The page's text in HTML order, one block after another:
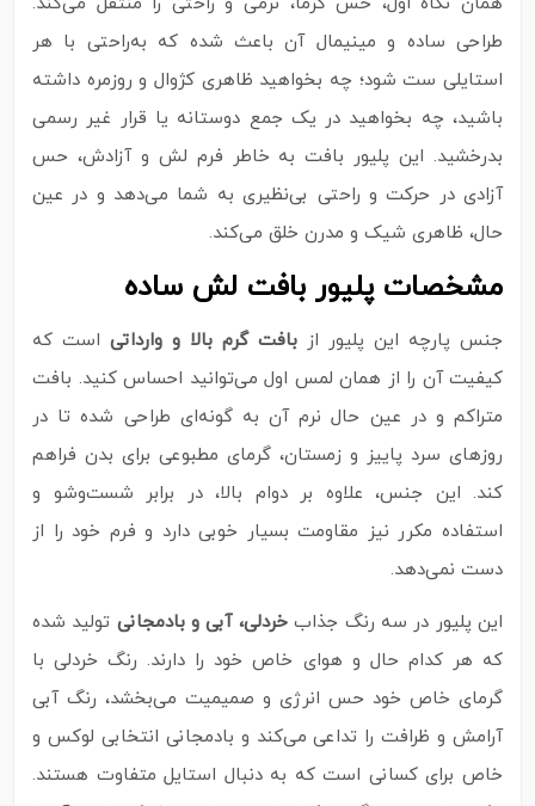
طراحی ساده و مینیمال آن باعث شده که به‌راحتی با هر
استایلی ست شود؛ چه بخواهید ظاهری کژوال و روزمره داشته
باشید، چه بخواهید در یک جمع دوستانه یا قرار غیر رسمی
بدرخشید. این پلیور بافت به‌ خاطر فرم لش و آزادش، حس
آزادی در حرکت و راحتی بی‌نظیری به شما می‌دهد و در عین
حال، ظاهری شیک و مدرن خلق می‌کند.
مشخصات پلیور بافت لش ساده
جنس پارچه این پلیور از بافت گرم بالا و وارداتی است که
کیفیت آن را از همان لمس اول می‌توانید احساس کنید. بافت
متراکم و در عین حال نرم آن به‌ گونه‌ای طراحی شده تا در
روزهای سرد پاییز و زمستان، گرمای مطبوعی برای بدن فراهم
کند. این جنس، علاوه بر دوام بالا، در برابر شست‌وشو و
استفاده مکرر نیز مقاومت بسیار خوبی دارد و فرم خود را از
دست نمی‌دهد.
این پلیور در سه رنگ جذابخردلی، آبی و بادمجانی تولید شده
که هر کدام حال‌ و‌ هوای خاص خود را دارند. رنگ خردلی با
گرمای خاص خود حس انرژی و صمیمیت می‌بخشد، رنگ آبی
آرامش و ظرافت را تداعی می‌کند و بادمجانی انتخابی لوکس و
خاص برای کسانی است که به دنبال استایل متفاوت هستند.